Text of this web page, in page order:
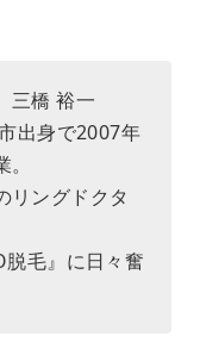
三橋 裕一
出身で2007年
リングドクタ
毛』に日々奮